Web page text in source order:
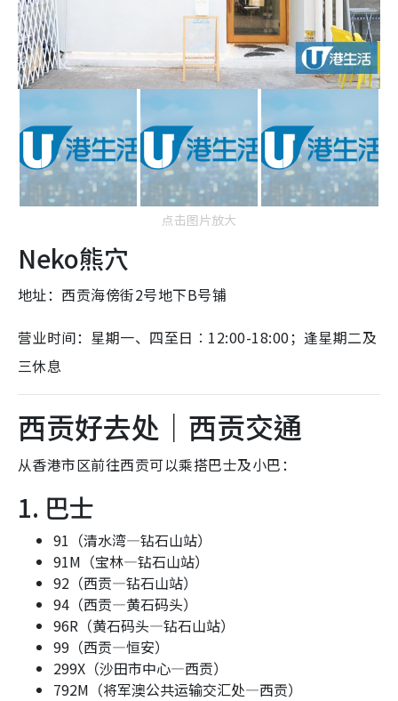
点击图片放大
Neko熊穴
地址：西贡海傍街2号地下B号铺
营业时间：星期一、四至日︰12:00-18:00；逢星期二及
三休息
西贡好去处｜西贡交通
从香港市区前往西贡可以乘搭巴士及小巴：
1. 巴士
91（清水湾—钻石山站）
91M（宝林—钻石山站）
92（西贡—钻石山站）
94（西贡—黄石码头）
96R（黄石码头—钻石山站）
99（西贡—恒安）
299X（沙田市中心—西贡）
792M（将军澳公共运输交汇处—西贡）